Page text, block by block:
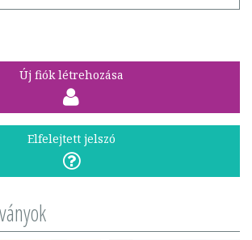
Új fiók létrehozása
Elfelejtett jelszó